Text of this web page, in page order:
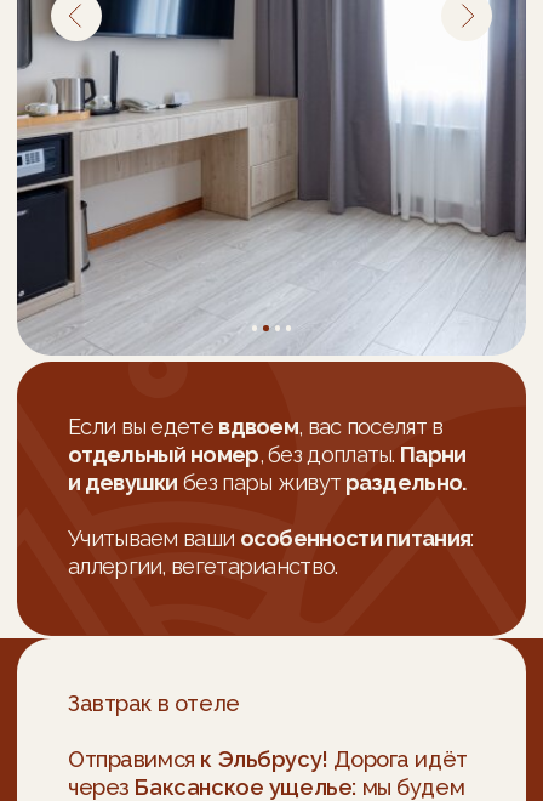
ВСЕ СНИМКИ ДЕЛАЕТ
ПРОФЕССИОНАЛЬНЫЙ
ФОТОГРАФ
. МЫ УЖЕ
ПРОВЕЛИ26 ТУРОВ
ЮЖНОМУ
ПРИЭЛЬБРУСЬЮ.
ПОСМОТРИТЕ,
КАК ЭТО ПРОИСХОДИТ
ВЕРХНЯЯ БАЛКАРИЯ, НИЖНЕЕ ГОЛУБОЕ
ОЗЕРО, БАШНЯ АБАЕВЫХ, ЧЕРЕКСКАЯ
День 3
Завтрак в отеле, выселение
Сегодня нас ждёт путешествие вдоль